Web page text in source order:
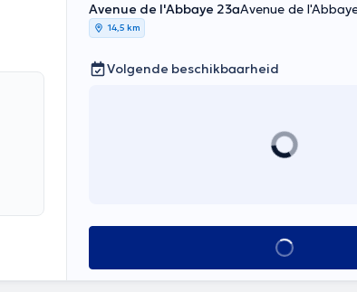
Avenue de l'Abbaye 23aAvenue de
14,5 km
Volgende beschikbaarheid
Alles zien